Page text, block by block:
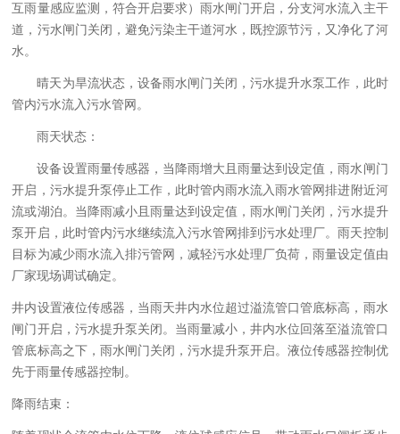
互雨量感应监测，符合开启要求）雨水闸门开启，分支河水流入主干
道，污水闸门关闭，避免污染主干道河水，既控源节污，又净化了河
水。
晴天为旱流状态，设备雨水闸门关闭，污水提升水泵工作 ，此时
管内污水流入污水管网。
雨天状态 ：
设备设置雨量传感器，当降雨增大且雨量达到设定值，雨水闸门
开启 ， 污水提升泵停止工作，此时管内雨水流入雨水管网排进附近河
流或湖泊。当降雨减小且雨量达到设定值，雨水闸门关闭，污水提升
泵开启，此时管内污水继续流入污水管网排到污水处理厂。雨天控制
目标为减少雨水流入排污管网，减轻污水处理厂负荷，雨量设定值由
厂家现场调试确定。
井内设置液位传感器，当雨天井内水位超过溢流管口管底标高， 雨水
闸门开启 ， 污水提升泵关闭。当雨量减小，井内水位回落至溢流管口
管底标高之下， 雨水闸门关闭， 污水提升泵开启。液位传感器控制优
先于雨量传感器控制。
降雨结束：